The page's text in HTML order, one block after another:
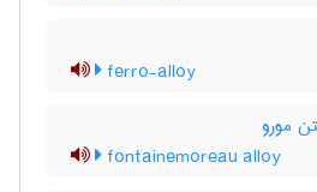
ferro-alloy
مورو
fontainemoreau alloy